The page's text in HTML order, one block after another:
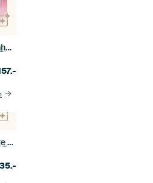
Rosa Amerikanische Schönheit von Pandzr
Pandzr Japanisch inspirierte Kunst